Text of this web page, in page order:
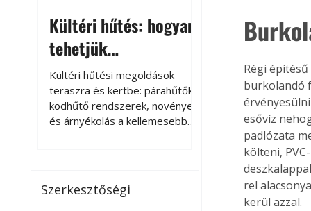
Kültéri hűtés: hogyan
tehetjük
kellemesebbé a
teraszt és a kertet?
Kültéri hűtési megoldások
teraszra és kertbe: párahűtők,
ködhűtő rendszerek, növények
és árnyékolás a kellemesebb
jelentőséget kapott, ahogy a
nyári hőhullámok gyakoribbá és
Szerkesztőségi
Régi
burkolandó
esővíz
padlózata
költeni,
rel
kerül azzal.